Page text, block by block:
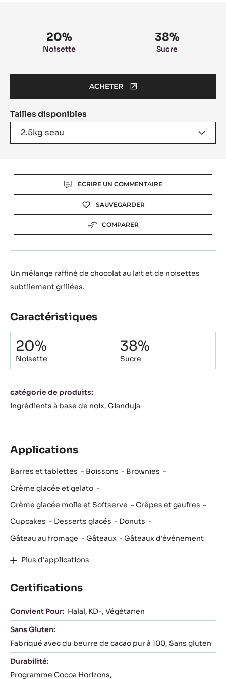
20%
Noisette
38%
Sucre
ACHETER
(OPENS
MODAL
Tailles disponibles
2.5kg seau
ÉCRIRE UN COMMENTAIRE
SAUVEGARDER
COMPARER
Un mélange raffiné de chocolat au lait et de noisettes
subtilement grillées.
Caractéristiques
Composition
Noisette
20%
Sucre
38%
Caractéristiques
catégorie de produits:
Ingrédients à base de noix Gianduja
Applications
Barres et tablettes Boissons
Brownies
Crème glacée et gelato
Crème glacée molle et Softserve
Crêpes et gaufres
Cupcakes
Desserts glacés
Donuts
Gâteau au fromage
Gâteaux Gâteaux d'événement
Plus d'applications
Certifications
Convient Pour: Halal KD- Végétarien
Sans Gluten:
Fabriqué avec du beurre de cacao pur à 100 Sans gluten
Durabilité:
Programme Cocoa Horizons